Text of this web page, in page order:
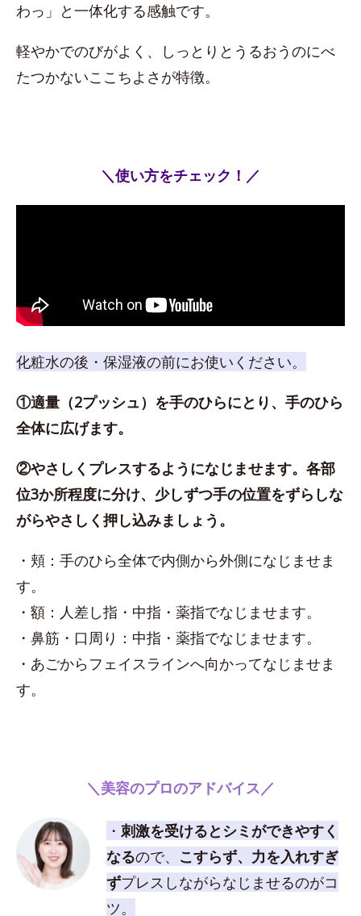
わっ」と一体化する感触です。
軽やかでのびがよく、しっとりとうるおうのにべ
たつかないここちよさが特徴。
＼使い方をチェック！／
化粧水の後・保湿液の前にお使いください。
①適量（2プッシュ）を手のひらにとり、手のひら
全体に広げます。
②やさしくプレスするようになじませます。各部
位3か所程度に分け、少しずつ手の位置をずらしな
がらやさしく押し込みましょう。
・頬：手のひら全体で内側から外側になじませま
す。
・額：人差し指・中指・薬指でなじませます。
・鼻筋・口周り：中指・薬指でなじませます。
・あごからフェイスラインへ向かってなじませま
す。
＼美容のプロのアドバイス／
・ 刺激を受けるとシミができやすく
なるので、 こすらず、力を入れすぎ
ずプレスしながらなじませるのがコ
ツ。